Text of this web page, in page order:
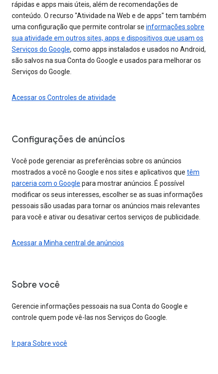
rápidas e apps mais úteis, além de recomendações de
conteúdo. O recurso "Atividade na Web e de apps" tem também
uma configuração que permite controlar se informações sobre
sua atividade em outros sites, apps e dispositivos que usam os
Serviços do Google, como apps instalados e usados no Android,
são salvos na sua Conta do Google e usados para melhorar os
Serviços do Google.
Acessar os Controles de atividade
Configurações de anúncios
Você pode gerenciar as preferências sobre os anúncios
mostrados a você no Google e nos sites e aplicativos que têm
parceria com o Google para mostrar anúncios. É possível
modificar os seus interesses, escolher se as suas informações
pessoais são usadas para tornar os anúncios mais relevantes
para você e ativar ou desativar certos serviços de publicidade.
Acessar a Minha central de anúncios
Sobre você
Gerencie informações pessoais na sua Conta do Google e
controle quem pode vê-las nos Serviços do Google.
Ir para Sobre você